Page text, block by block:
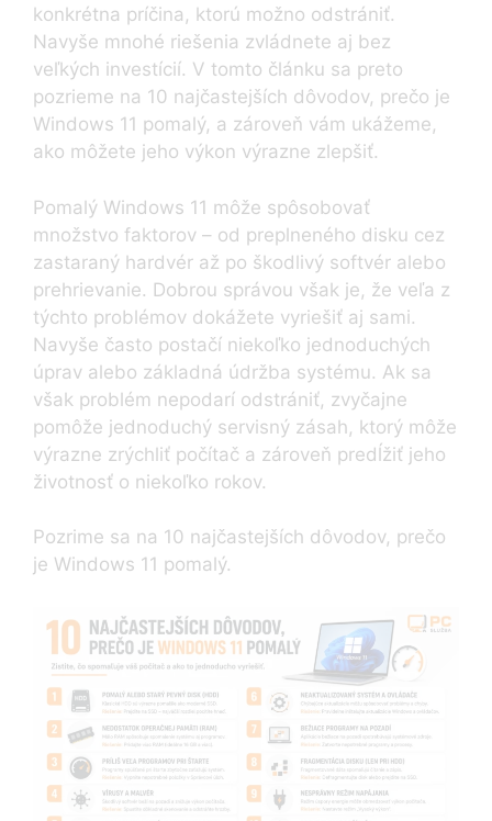
konkrétna príčina, ktorú možno odstrániť.
Navyše mnohé riešenia zvládnete aj bez
veľkých investícií. V tomto článku sa preto
pozrieme na 10 najčastejších dôvodov, prečo je
Windows 11 pomalý, a zároveň vám ukážeme,
ako môžete jeho výkon výrazne zlepšiť.
Pomalý Windows 11 môže spôsobovať
množstvo faktorov – od preplneného disku cez
zastaraný hardvér až po škodlivý softvér alebo
prehrievanie. Dobrou správou však je, že veľa z
týchto problémov dokážete vyriešiť aj sami.
Navyše často postačí niekoľko jednoduchých
úprav alebo základná údržba systému. Ak sa
však problém nepodarí odstrániť, zvyčajne
pomôže jednoduchý servisný zásah, ktorý môže
výrazne zrýchliť počítač a zároveň predĺžiť jeho
životnosť o niekoľko rokov.
Pozrime sa na 10 najčastejších dôvodov, prečo
je Windows 11 pomalý.